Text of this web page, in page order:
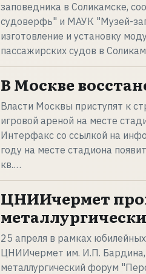
заповедника в Соликамске,
судоверфь" и МАУК "Музей-
изготовление и установку
пассажирских судов в
В Москве
Власти Москвы приступят к
игровой ареной на месте
Интерфакс со ссылкой на
году на месте стадиона
кв.…
ЦНИИчермет
25 апреля в рамках
ЦНИИчермет им. И.П.
металлургический форум